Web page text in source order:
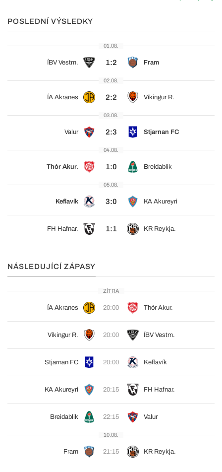
POSLEDNÍ VÝSLEDKY
01.08.
ÍBV Vestm. 1:2 Fram
02.08.
ÍA Akranes 2:2 Víkingur R.
03.08.
Valur 2:3 Stjarnan FC
04.08.
Thór Akur. 1:0 Breidablik
05.08.
Keflavík 3:0 KA Akureyri
FH Hafnar. 1:1 KR Reykja.
NÁSLEDUJÍCÍ ZÁPASY
ZÍTRA
ÍA Akranes 20:00 Thór Akur.
Víkingur R. 20:00 ÍBV Vestm.
Stjarnan FC 20:00 Keflavík
KA Akureyri 20:15 FH Hafnar.
Breidablik 22:15 Valur
10.08.
Fram 21:15 KR Reykja.